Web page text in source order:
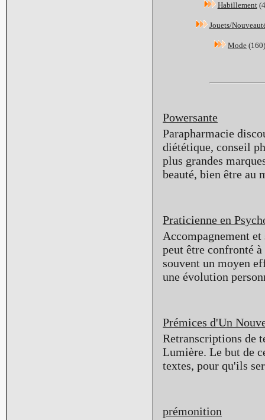
Habillement
Jouets/
Mode
Powersante
Parapharmacie
diététique, conseil
plus grandes
beauté, bien être au
Praticienne en
Accompagnement
peut être confronté
souvent un moyen
une évolution
Prémices d'Un
Retranscriptions de
Lumière. Le but de
textes, pour qu'ils
prémonition